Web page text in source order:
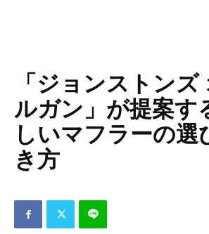
「ジョンストン
ルガン」が提案す
しいマフラーの選
き方